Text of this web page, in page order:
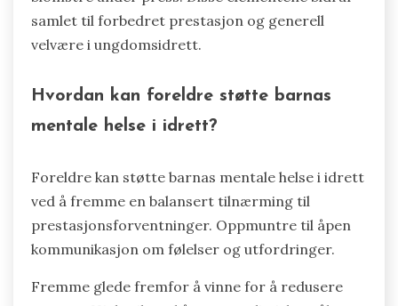
idrett?
Effektive stresshåndteringsprogrammer i idrett
gi mestringsstrategier og fremme et støttende
miljø. Nøkkelfunksjoner inkluderer utdanning om
mindfulness, og individuelle støttesystemer.
Programmene inkluderer ofte målsetting for å
balansere konkurranseforventninger med
personlig vekst. Regelmessig tilbakemelding og
som gjør det mulig for unge idrettsutøvere å